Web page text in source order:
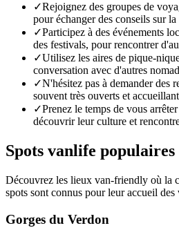
✓Rejoignez des groupes de
pour échanger des conseils sur
✓Participez à des événements
des festivals, pour rencontrer
✓Utilisez les aires de pique-
conversation avec d'autres
✓N'hésitez pas à demander des
souvent très ouverts et
✓Prenez le temps de vous
découvrir leur culture et
Spots vanlife populaires
Découvrez les lieux van-friendly où la
spots sont connus pour leur accueil des
Gorges du Verdon